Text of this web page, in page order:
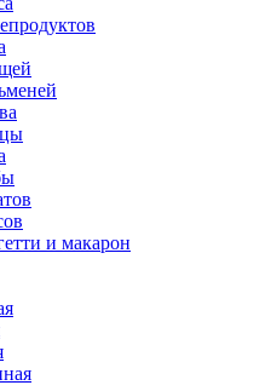
и макарон